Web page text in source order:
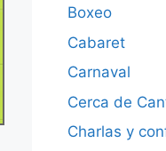
Boxeo
Cabaret
Carnaval
Cerca de
Charlas y